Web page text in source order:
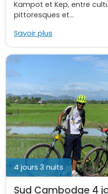
Kampot et Kep, entre
pittoresques et...
Savoir plus
4 jours 3 nuits
Sud Cambodge 4